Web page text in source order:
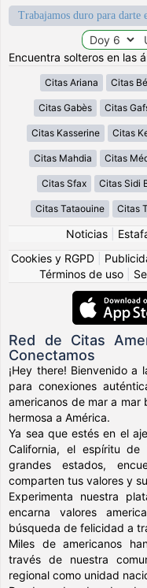
Trabajamos duro para
Encuentra solteros en las
Citas Ariana Citas
Citas Gabès Citas
Citas Kasserine Citas
Citas Mahdia Citas
Citas Sfax Citas Sidi
Citas Tataouine Citas
Noticias
Cookies y RGPD
Términos de uso
Red de Citas
Conectamos
¡Hey there! Bienvenido a
para conexiones
americanos de mar a mar
hermosa a América.
Ya sea que estés en el
California, el espíritu
grandes estados,
comparten tus valores y
Experimenta nuestra
encarna valores
búsqueda de felicidad a
Miles de americanos
través de nuestra
regional como unidad